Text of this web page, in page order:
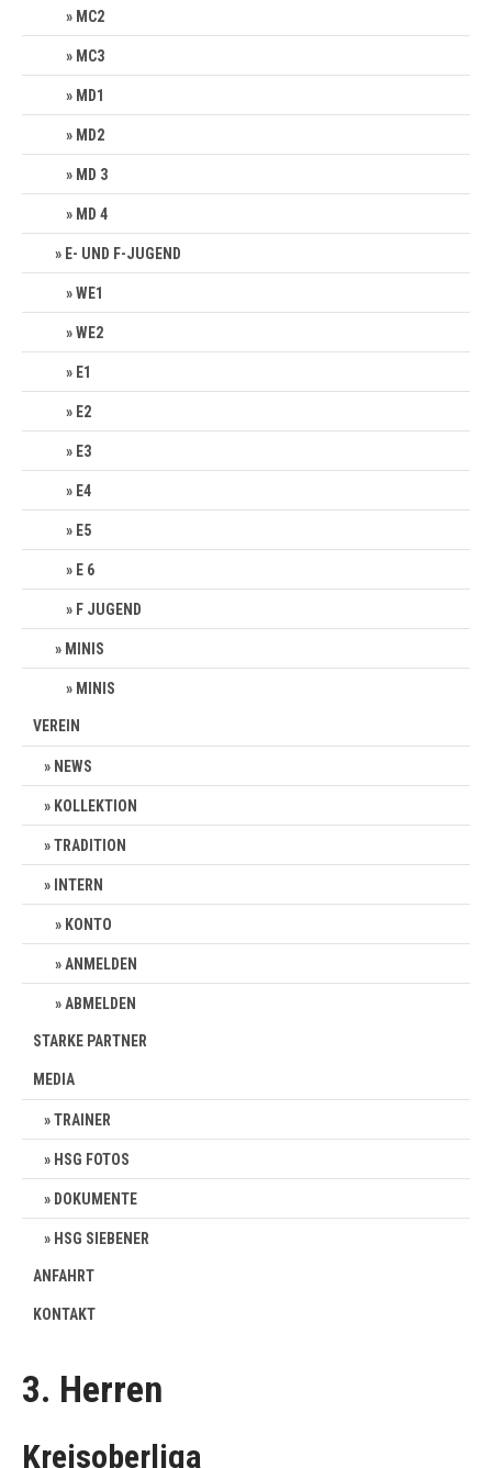
MC2
MC3
MD1
MD2
MD 3
MD 4
E- UND F-JUGEND
WE1
WE2
E1
E2
E3
E4
E5
E 6
F JUGEND
MINIS
MINIS
VEREIN
NEWS
KOLLEKTION
TRADITION
INTERN
KONTO
ANMELDEN
ABMELDEN
STARKE PARTNER
MEDIA
TRAINER
HSG FOTOS
DOKUMENTE
HSG SIEBENER
ANFAHRT
KONTAKT
3. Herren
Kreisoberliga